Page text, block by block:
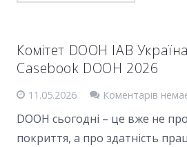
Комітет DOOH IAB
Casebook DOOH 2026
11.05.2026 Коментарів
DOOH сьогодні – це вже не
покриття, а про здатність